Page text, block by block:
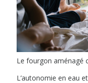
Le fourgon aménagé
L’autonomie en eau